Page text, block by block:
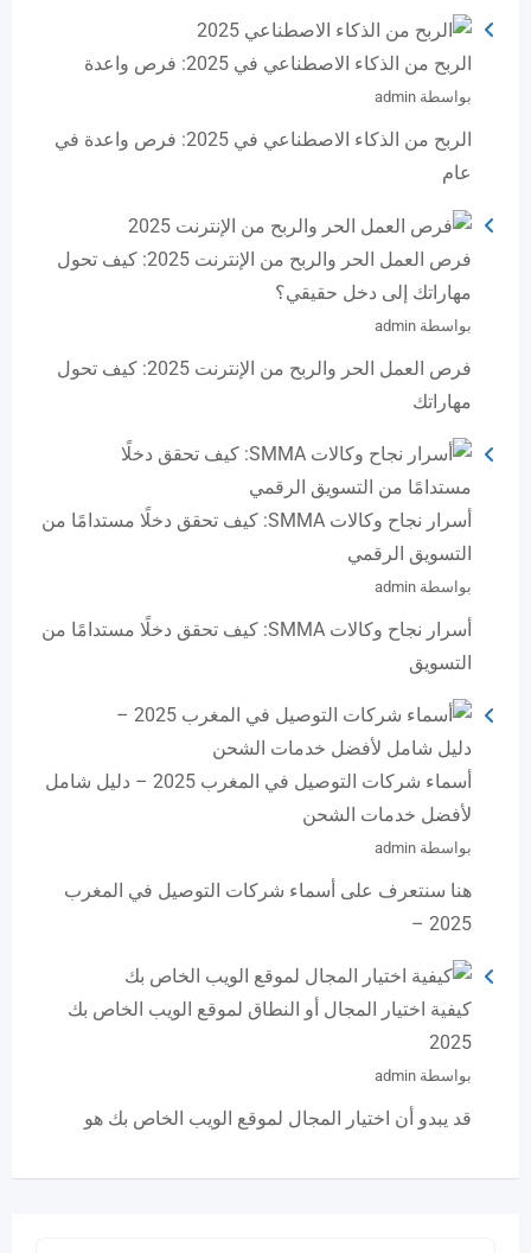
الربح من الذكاء الاصطناعي في 2025: فرص واعدة
بواسطة admin
الربح من الذكاء الاصطناعي في 2025: فرص واعدة في
عام
فرص العمل الحر والربح من الإنترنت 2025: كيف تحول
مهاراتك إلى دخل حقيقي؟
بواسطة admin
فرص العمل الحر والربح من الإنترنت 2025: كيف تحول
مهاراتك
أسرار نجاح وكالات SMMA: كيف تحقق دخلًا مستدامًا من
التسويق الرقمي
بواسطة admin
أسرار نجاح وكالات SMMA: كيف تحقق دخلًا مستدامًا من
التسويق
أسماء شركات التوصيل في المغرب 2025 – دليل شامل
لأفضل خدمات الشحن
بواسطة admin
هنا سنتعرف على أسماء شركات التوصيل في المغرب
2025 –
كيفية اختيار المجال أو النطاق لموقع الويب الخاص بك
2025
بواسطة admin
قد يبدو أن اختيار المجال لموقع الويب الخاص بك هو